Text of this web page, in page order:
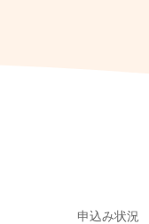
申込み状況